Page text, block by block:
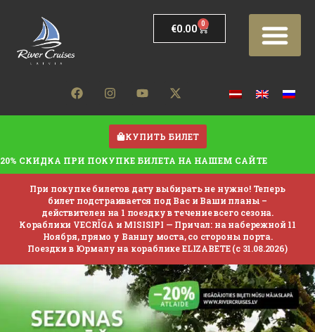
€0.00 0
КУПИТЬ БИЛЕТ
20% СКИДКА ПРИ ПОКУПКЕ БИЛЕТА НА НАШЕМ САЙТЕ
При покупке билетов дату выбирать не нужно! Теперь
билет подстраивается под Вас и Ваши планы –
действителен на 1 поездку в течение всего сезона.
Кораблики VECRĪGA и MISISIPI — Причал: на набережной 11
Ноября, прямо у Ваншу моста, со стороны порта.
Поездки в Юрмалу на кораблике ELIZABETE (с 31.08.2026)